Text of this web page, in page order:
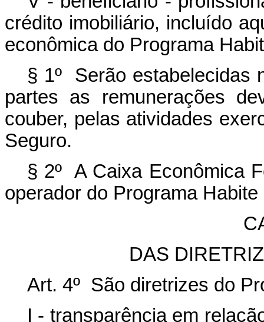
crédito imobiliário, incluído
econômica do Programa
§ 1º Serão estabelecidas
partes as remunerações
couber, pelas atividades
Seguro.
§ 2º A Caixa Econômica
operador do Programa Habite
DAS
Art. 4º São diretrizes do
I - transparência em